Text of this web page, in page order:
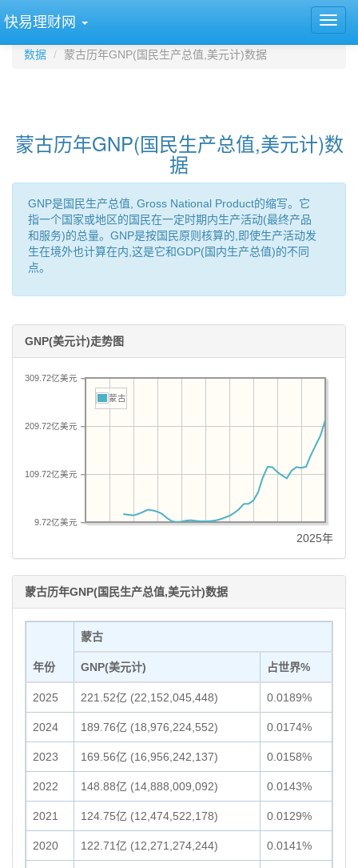
快易理财网
数据 蒙古历年GNP(国民生产总值,美元计)数据
蒙古历年GNP(国民生产总值,美元计)数
据
GNP是国民生产总值, Gross National Product的缩写。它
指一个国家或地区的国民在一定时期内生产活动(最终产品
和服务)的总量。GNP是按国民原则核算的,即使生产活动发
生在境外也计算在内,这是它和GDP(国内生产总值)的不同
点。
GNP(美元计)走势图
9.72亿美元
109.72亿美元
209.72亿美元
309.72亿美元
蒙古
2025年
蒙古历年GNP(国民生产总值,美元计)数据
年份
蒙古
GNP(美元计) 占世界%
2025 221.52亿 (22,152,045,448) 0.0189%
2024 189.76亿 (18,976,224,552) 0.0174%
2023 169.56亿 (16,956,242,137) 0.0158%
2022 148.88亿 (14,888,009,092) 0.0143%
2021 124.75亿 (12,474,522,178) 0.0129%
2020 122.71亿 (12,271,274,244) 0.0141%